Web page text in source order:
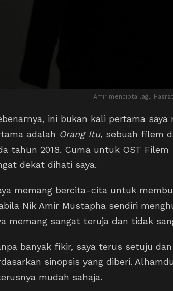
Amir mencipta lagu
ini bukan kali pertama
adalah Orang Itu, sebuah filem
tahun 2018. Cuma untuk OST Filem
dekat dihati saya.
memang bercita-cita untuk
Nik Amir Mustapha sendiri
memang sangat teruja dan tidak
banyak fikir, saya terus setuju
sinopsis yang diberi.
mudah sahaja.